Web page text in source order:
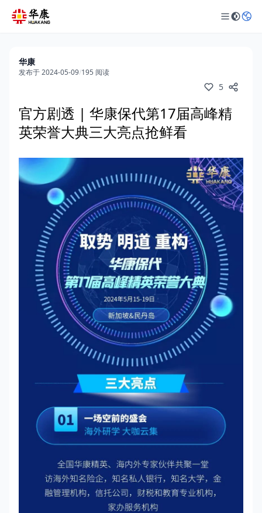
华康
发布于 2024-05-09/195 阅读
5
官方剧透 | 华康保代第17届高峰精
英荣誉大典三大亮点抢鲜看